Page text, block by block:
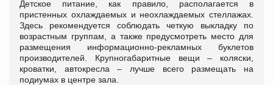
Детское питание, как правило, располагается в
пристенных охлаждаемых и неохлаждаемых стеллажах.
Здесь рекомендуется соблюдать четкую выкладку по
возрастным группам, а также предусмотреть место для
размещения информационно-рекламных буклетов
производителей. Крупногабаритные вещи – коляски,
кроватки, автокресла – лучше всего размещать на
подиумах в центре зала.